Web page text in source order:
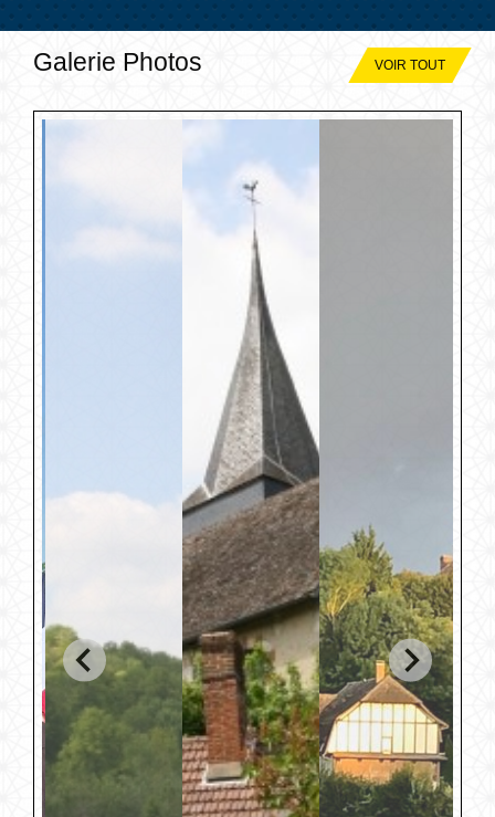
Galerie Photos VOIR TOUT